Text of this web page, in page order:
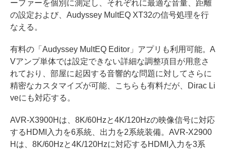
ーファーを個別に測定し、それぞれに最適な音量、距離
の設定および、Audyssey MultEQ XT32の信号処理を行
なえる。
有料の「Audyssey MultEQ Editor」アプリも利用可能。A
Vアンプ単体では設定できない詳細な調整項目が用意さ
れており、部屋に起因する音響的な問題に対してさらに
精密なカスタマイズが可能、こちらも有料だが、Dirac Li
veにも対応する。
AVR-X3900Hは、8K/60Hzと4K/120Hzの映像信号に対応
するHDMI入力を6系統、出力を2系統装備。AVR-X2900
Hは、8K/60Hzと4K/120Hzに対応するHDMI入力を3系